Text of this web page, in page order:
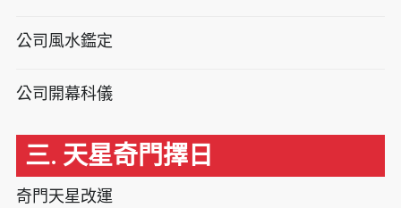
公司風水鑑定
公司開幕科儀
三. 天星奇門擇日
奇門天星改運